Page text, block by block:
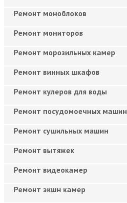
Ремонт моноблоков
Ремонт мониторов
Ремонт морозильных камер
Ремонт винных шкафов
Ремонт кулеров для воды
Ремонт посудомоечных машин
Ремонт сушильных машин
Ремонт вытяжек
Ремонт видеокамер
Ремонт экшн камер